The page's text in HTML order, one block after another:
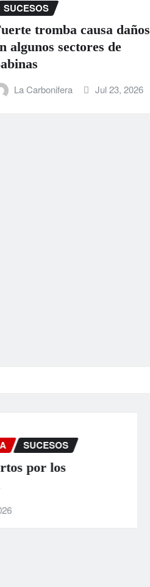
SUCESOS
tromba causa daños
algunos sectores de
La Carbonifera Jul 23, 2026
PORTADA SUCESOS
ayuda de 130 millones
el doble terremoto
Jun 25, 2026